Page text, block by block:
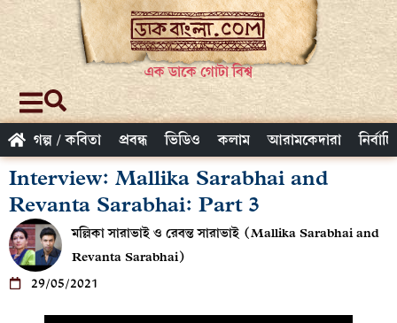
এক ডাকে গোটা বিশ্ব
গল্প / কবিতা প্রবন্ধ ভিডিও কলাম আরামকেদারা
Interview: Mallika Sarabhai and
Revanta Sarabhai: Part 3
মল্লিকা সারাভাই ও রেবন্ত সারাভাই (Mallika Sarabhai and
Revanta Sarabhai)
29/05/2021